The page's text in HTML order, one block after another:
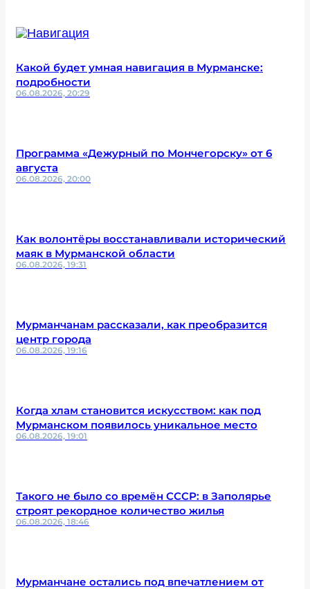
Какой будет умная навигация в Мурманске:
подробности
06.08.2026, 20:29
Программа «Дежурный по Мончегорску» от 6
августа
06.08.2026, 20:00
Как волонтёры восстанавливали исторический
маяк в Мурманской области
06.08.2026, 19:31
Мурманчанам рассказали, как преобразится
центр города
06.08.2026, 19:16
Когда хлам становится искусством: как под
Мурманском появилось уникальное место
06.08.2026, 19:01
Такого не было со времён СССР: в Заполярье
строят рекордное количество жилья
06.08.2026, 18:46
Мурманчане остались под впечатлением от